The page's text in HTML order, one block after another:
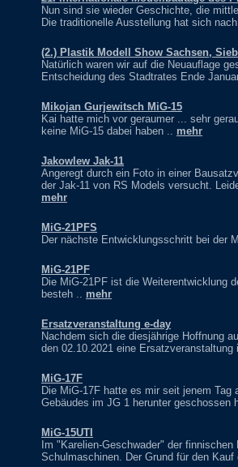
Nun sind sie wieder Geschichte, die
Die traditionelle Ausstellung hat sich
(2.) Plastik Modell Show Sachsen,
Natürlich waren wir auf die Neuauflage
Entscheidung des Stadtrates Ende
Mikojan Gurjewitsch MiG-15
Kai hatte mich vor geraumer ... sehr
keine MiG-15 dabei haben .. mehr
Jakowlew Jak-11
Angeregt durch ein Foto in einer
der Jak-11 von RS Models versucht.
mehr
MiG-21PFS
Der nächste Entwicklungsschritt bei der
MiG-21PF
Die MiG-21PF ist die Weiterentwicklung
besteh .. mehr
Ersatzveranstaltung e-day
Nachdem sich die diesjährige Hoffnung
den 02.10.2021 eine
MiG-17F
Die MiG-17F hatte es mir seit jenem
Gebäudes im JG 1 herunter geschossen
MiG-15UTI
Im "Karelien-Geschwader" der
Schulmaschinen. Der Grund für den